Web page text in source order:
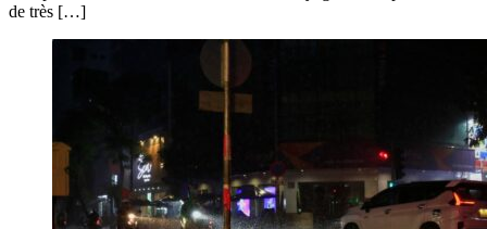
de très […]